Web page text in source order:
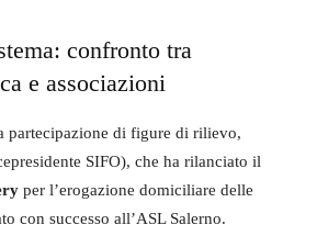
confronto tra
e associazioni
partecipazione di figure di rilievo,
SIFO), che ha rilanciato il
per l’erogazione domiciliare delle
con successo all’ASL Salerno.